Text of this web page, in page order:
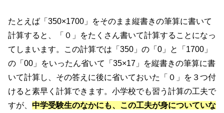
たとえば「350×1700」をそのまま縦書きの筆算に書いて
計算すると、「０」をたくさん書いて計算することになっ
てしまいます。この計算では「350」の「0」と「1700」
の「00」をいったん省いて「35×17」を縦書きの筆算に書
いて計算し、その答えに後に省いておいた「０」を３つ付
けると素早く計算できます。小学校でも習う計算の工夫で
すが、 中学受験生のなかにも、この工夫が身についていな